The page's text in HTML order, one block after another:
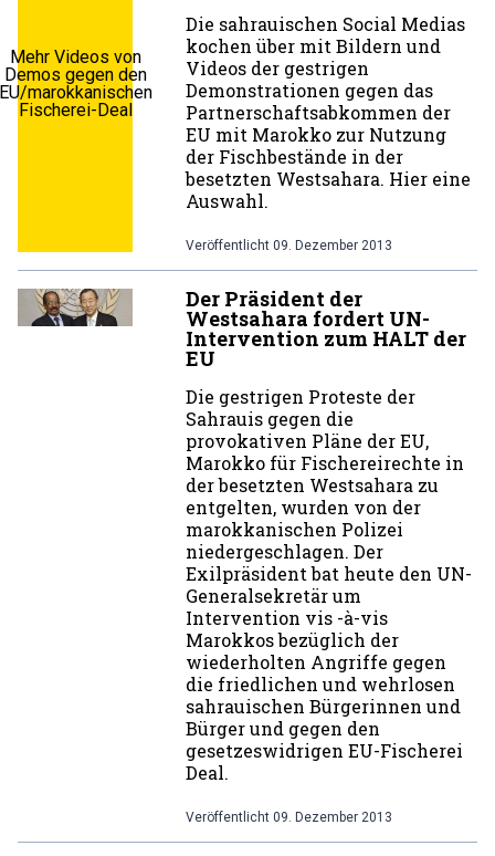
Mehr Videos von
Demos gegen den
marokkanischen
Fischerei-Deal
Die sahrauischen Social Medias
kochen über mit Bildern und
Videos der gestrigen
Demonstrationen gegen das
Partnerschaftsabkommen der
EU mit Marokko zur Nutzung
der Fischbestände in der
besetzten Westsahara. Hier eine
Auswahl.
Veröffentlicht 09. Dezember 2013
Der Präsident der
Westsahara fordert UN-
Intervention zum HALT der
EU
Die gestrigen Proteste der
Sahrauis gegen die
provokativen Pläne der EU,
Marokko für Fischereirechte in
der besetzten Westsahara zu
entgelten, wurden von der
marokkanischen Polizei
niedergeschlagen. Der
Exilpräsident bat heute den UN-
Generalsekretär um
Intervention vis -à-vis
Marokkos bezüglich der
wiederholten Angriffe gegen
die friedlichen und wehrlosen
sahrauischen Bürgerinnen und
Bürger und gegen den
gesetzeswidrigen EU-Fischerei
Deal.
Veröffentlicht 09. Dezember 2013